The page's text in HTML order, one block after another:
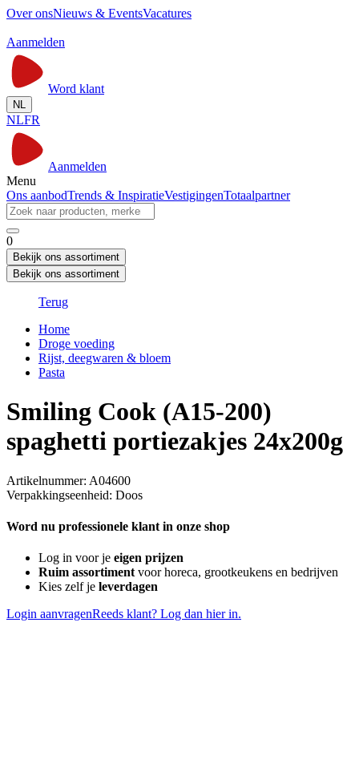
Over onsNieuws & EventsVacatures
Aanmelden
Word klant
NL
NLFR
Aanmelden
Menu
Ons aanbodTrends & InspiratieVestigingenTotaalpartner
0
Bekijk ons assortiment
Bekijk ons assortiment
Terug
Home
Droge voeding
Rijst, deegwaren & bloem
Pasta
Smiling Cook (A15-200)
spaghetti portiezakjes 24x200g
Artikelnummer: A04600
Verpakkingseenheid: Doos
Word nu professionele klant in onze shop
Log in voor je eigen prijzen
Ruim assortimentvoor horeca, grootkeukens en bedrijven
Kies zelf je leverdagen
Login aanvragenReeds klant? Log dan hier in.